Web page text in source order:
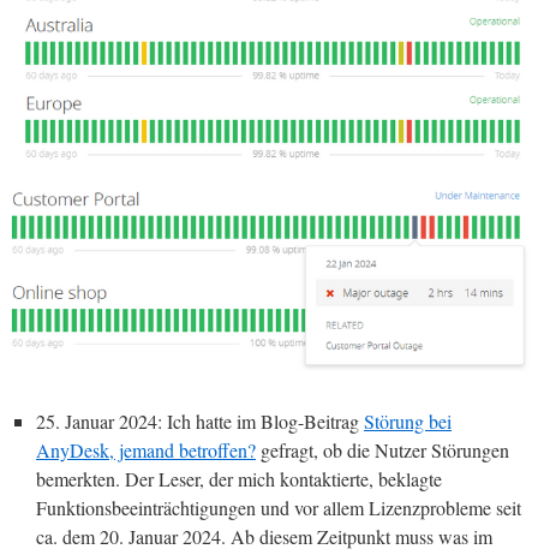
25. Januar 2024: Ich hatte im Blog-BeitragStörung bei
AnyDesk, jemand betroffen? gefragt, ob die Nutzer Störungen
bemerkten. Der Leser, der mich kontaktierte, beklagte
Funktionsbeeinträchtigungen und vor allem Lizenzprobleme seit
ca. dem 20. Januar 2024. Ab diesem Zeitpunkt muss was im